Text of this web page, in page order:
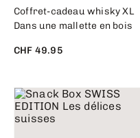
Coffret-cadeau whisky XL
Dans une mallette en bois
CHF 49.95